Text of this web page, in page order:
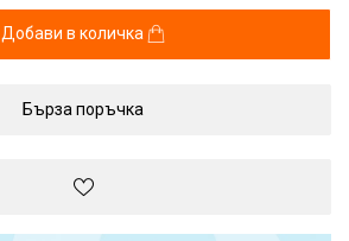
Добави в количка
Бърза поръчка